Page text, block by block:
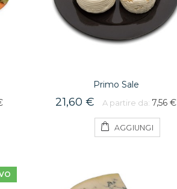
Primo Sale
21,60 € A partire da: 7,56 €
AGGIUNGI